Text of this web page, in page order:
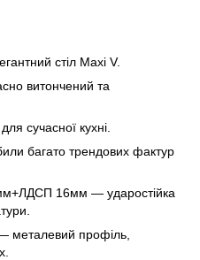
стіл Maxi V.
витончений та
сучасної кухні.
багато трендових фактур
16мм — ударостійка
металевий профіль,